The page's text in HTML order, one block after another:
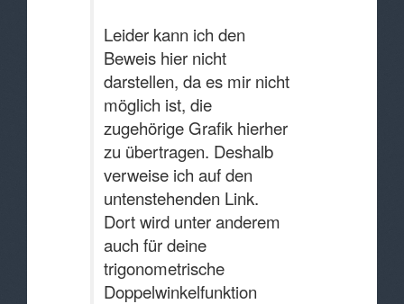
Leider kann ich den
Beweis hier nicht
darstellen, da es mir nicht
möglich ist, die
zugehörige Grafik hierher
zu übertragen. Deshalb
verweise ich auf den
untenstehenden Link.
Dort wird unter anderem
auch für deine
trigonometrische
Doppelwinkelfunktion